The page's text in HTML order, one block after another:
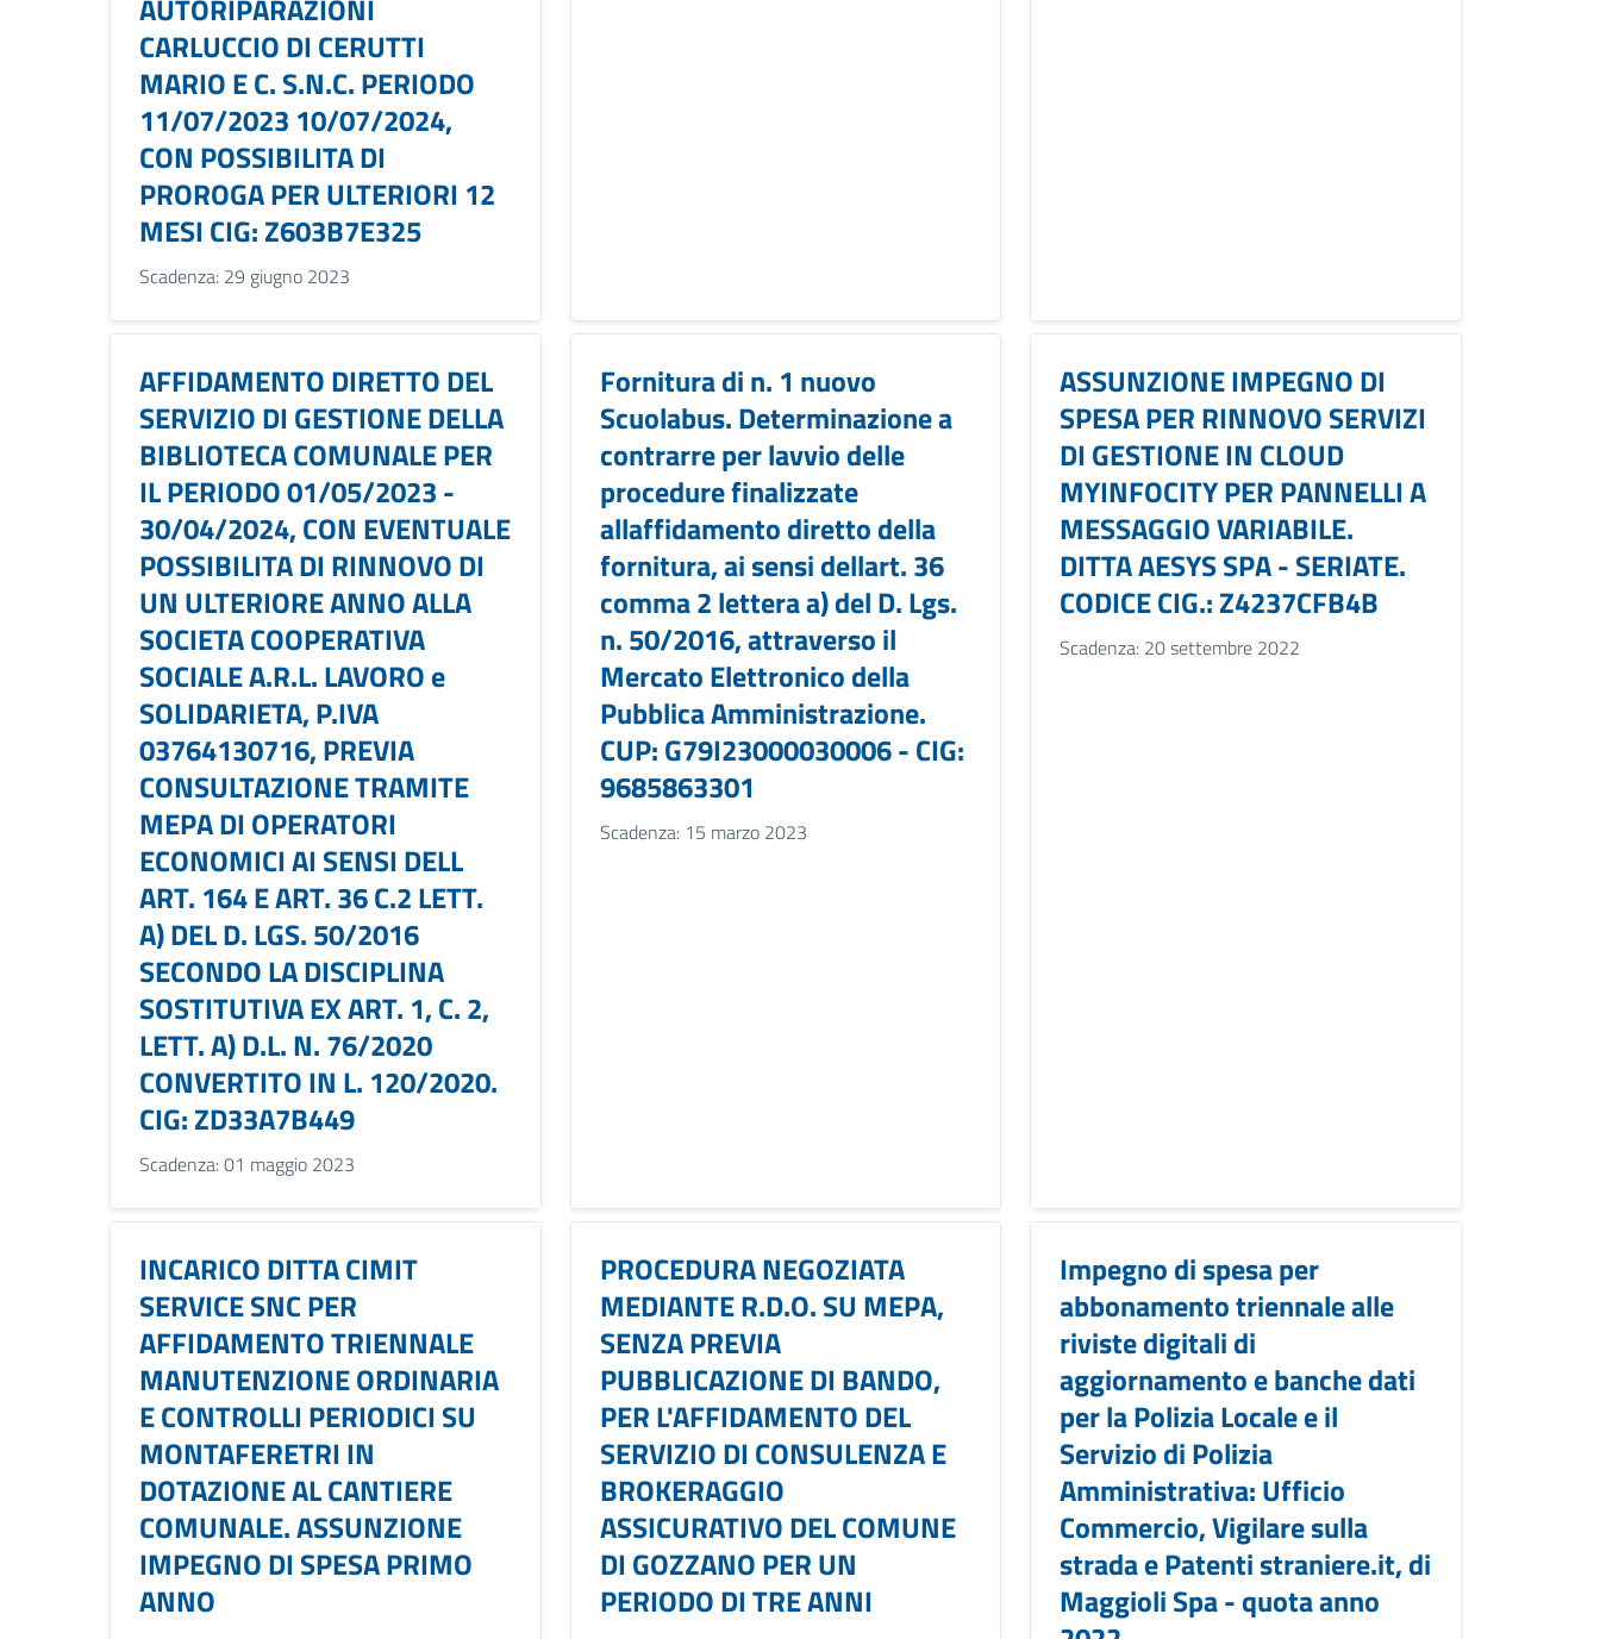
AUTORIPARAZIONI
CARLUCCIO DI CERUTTI
MARIO E C. S.N.C. PERIODO
11/07/2023 10/07/2024,
CON POSSIBILITA DI
PROROGA PER ULTERIORI 12
MESI CIG: Z603B7E325
Scadenza: 29 giugno 2023
AFFIDAMENTO DIRETTO DEL
SERVIZIO DI GESTIONE DELLA
BIBLIOTECA COMUNALE PER
IL PERIODO 01/05/2023 -
30/04/2024, CON EVENTUALE
POSSIBILITA DI RINNOVO DI
UN ULTERIORE ANNO ALLA
SOCIETA COOPERATIVA
SOCIALE A.R.L. LAVORO e
SOLIDARIETA, P.IVA
03764130716, PREVIA
CONSULTAZIONE TRAMITE
MEPA DI OPERATORI
ECONOMICI AI SENSI DELL
ART. 164 E ART. 36 C.2 LETT.
A) DEL D. LGS. 50/2016
SECONDO LA DISCIPLINA
SOSTITUTIVA EX ART. 1, C. 2,
LETT. A) D.L. N. 76/2020
CONVERTITO IN L. 120/2020.
CIG: ZD33A7B449
Scadenza: 01 maggio 2023
Fornitura di n. 1 nuovo
Scuolabus. Determinazione a
contrarre per lavvio delle
procedure finalizzate
allaffidamento diretto della
fornitura, ai sensi dellart. 36
comma 2 lettera a) del D. Lgs.
n. 50/2016, attraverso il
Mercato Elettronico della
Pubblica Amministrazione.
CUP: G79I23000030006 - CIG:
9685863301
Scadenza: 15 marzo 2023
ASSUNZIONE IMPEGNO DI
SPESA PER RINNOVO SERVIZI
DI GESTIONE IN CLOUD
MYINFOCITY PER PANNELLI A
MESSAGGIO VARIABILE.
DITTA AESYS SPA - SERIATE.
CODICE CIG.: Z4237CFB4B
Scadenza: 20 settembre 2022
INCARICO DITTA CIMIT
SERVICE SNC PER
AFFIDAMENTO TRIENNALE
MANUTENZIONE ORDINARIA
E CONTROLLI PERIODICI SU
MONTAFERETRI IN
DOTAZIONE AL CANTIERE
COMUNALE. ASSUNZIONE
IMPEGNO DI SPESA PRIMO
ANNO
PROCEDURA NEGOZIATA
MEDIANTE R.D.O. SU MEPA,
SENZA PREVIA
PUBBLICAZIONE DI BANDO,
PER L'AFFIDAMENTO DEL
SERVIZIO DI CONSULENZA E
BROKERAGGIO
ASSICURATIVO DEL COMUNE
DI GOZZANO PER UN
PERIODO DI TRE ANNI
Impegno di spesa per
abbonamento triennale alle
riviste digitali di
aggiornamento e banche dati
per la Polizia Locale e il
Servizio di Polizia
Amministrativa: Ufficio
Commercio, Vigilare sulla
strada e Patenti straniere.it, di
Maggioli Spa - quota anno